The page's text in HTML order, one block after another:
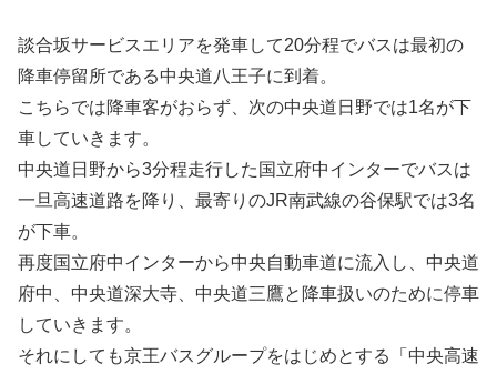
談合坂サービスエリアを発車して20分程でバスは最初の
降車停留所である中央道八王子に到着。
こちらでは降車客がおらず、次の中央道日野では1名が下
車していきます。
中央道日野から3分程走行した国立府中インターでバスは
一旦高速道路を降り、最寄りのJR南武線の谷保駅では3名
が下車。
再度国立府中インターから中央自動車道に流入し、中央道
府中、中央道深大寺、中央道三鷹と降車扱いのために停車
していきます。
それにしても京王バスグループをはじめとする「中央高速